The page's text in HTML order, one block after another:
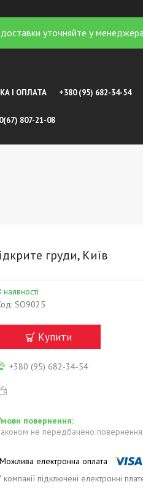
уточняйте у
І ОПЛАТА +380 (95) 682-34-54
807-21-08
груди, Київ
наявності
SO9025
Купити
+380 (95) 682-34-54
не передбачено повернення
компанії підключені електронні